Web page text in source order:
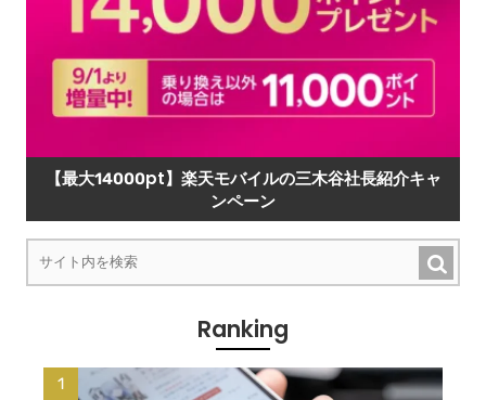
【最大14000pt】楽天モバイルの三木谷社長紹介キャ
ンペーン
Ranking